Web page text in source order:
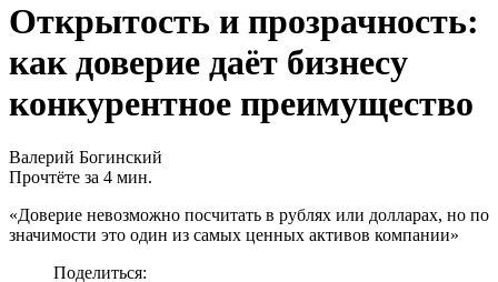
Открытость и прозрачность:
как доверие даёт бизнесу
конкурентное преимущество
Валерий Богинский
Прочтёте за 4 мин.
«Доверие невозможно посчитать в рублях или долларах, но по
значимости это один из самых ценных активов компании»
Поделиться: